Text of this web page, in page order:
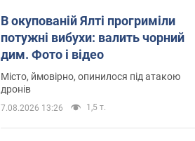
В окупованій Ялті прогриміли
потужні вибухи: валить чорний
дим. Фото і відео
Місто, ймовірно, опинилося під атакою
дронів
7.08.2026 13:26 1,5 т.